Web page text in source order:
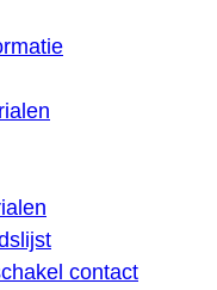
contact